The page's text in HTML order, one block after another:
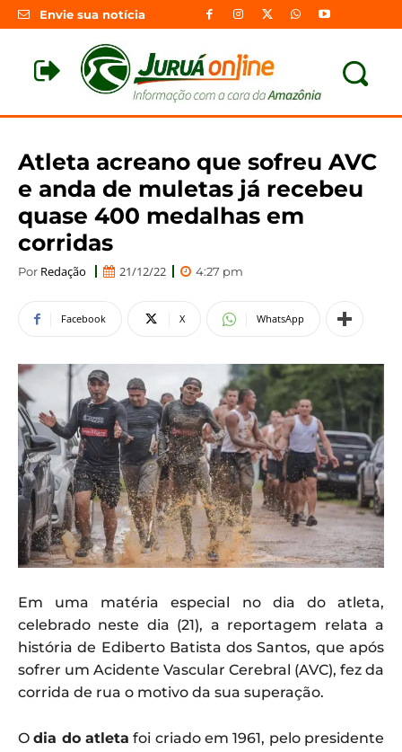
Envie sua notícia
Atleta acreano que sofreu AVC
e anda de muletas já recebeu
quase 400 medalhas em
corridas
Por Redação 21/12/22 4:27 pm
Facebook X WhatsApp
Em uma matéria especial no dia do atleta,
celebrado neste dia (21), a reportagem relata a
história de Ediberto Batista dos Santos, que após
sofrer um Acidente Vascular Cerebral (AVC), fez da
corrida de rua o motivo da sua superação.
Odia do atleta foi criado em 1961, pelo presidente